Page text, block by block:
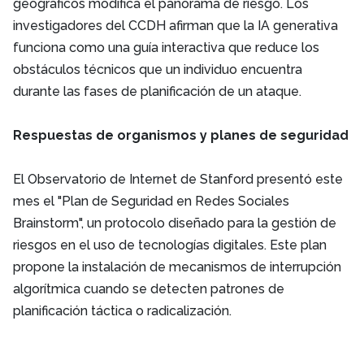
geográficos modifica el panorama de riesgo. Los
investigadores del CCDH afirman que la IA generativa
funciona como una guía interactiva que reduce los
obstáculos técnicos que un individuo encuentra
durante las fases de planificación de un ataque.
Respuestas de organismos y planes de seguridad
El Observatorio de Internet de Stanford presentó este
mes el "Plan de Seguridad en Redes Sociales
Brainstorm", un protocolo diseñado para la gestión de
riesgos en el uso de tecnologías digitales. Este plan
propone la instalación de mecanismos de interrupción
algorítmica cuando se detecten patrones de
planificación táctica o radicalización.